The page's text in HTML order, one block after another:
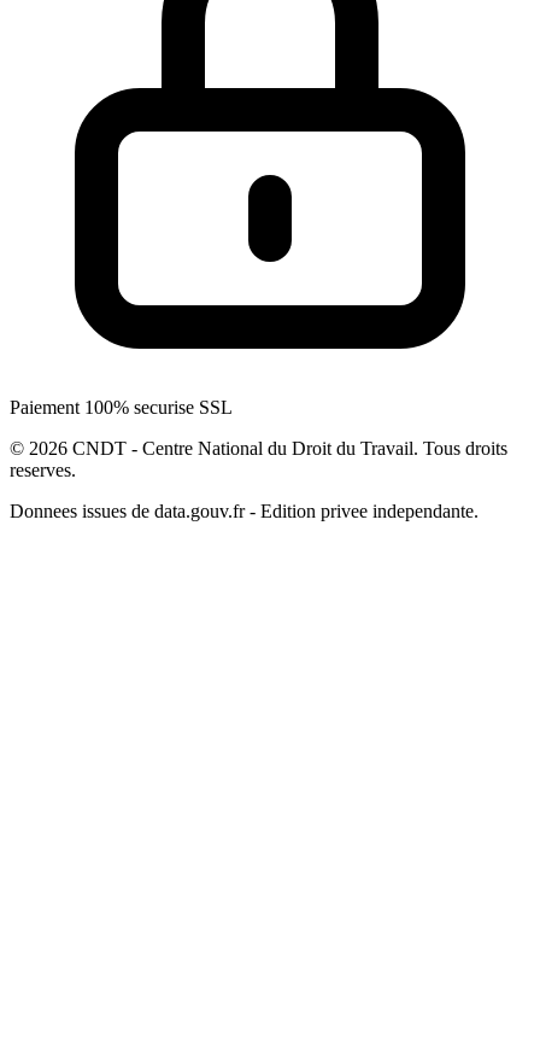
Paiement 100% securise SSL
© 2026 CNDT - Centre National du Droit du Travail. Tous droits
reserves.
Donnees issues de data.gouv.fr - Edition privee independante.